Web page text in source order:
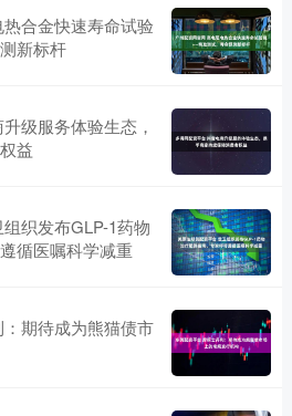
合金快速寿命试验
新标杆
级服务体验生态，
益
织发布GLP-1药物
循医嘱科学减重
期待成为熊猫债市